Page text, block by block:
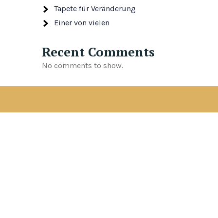
Tapete für Veränderung
Einer von vielen
Recent Comments
No comments to show.